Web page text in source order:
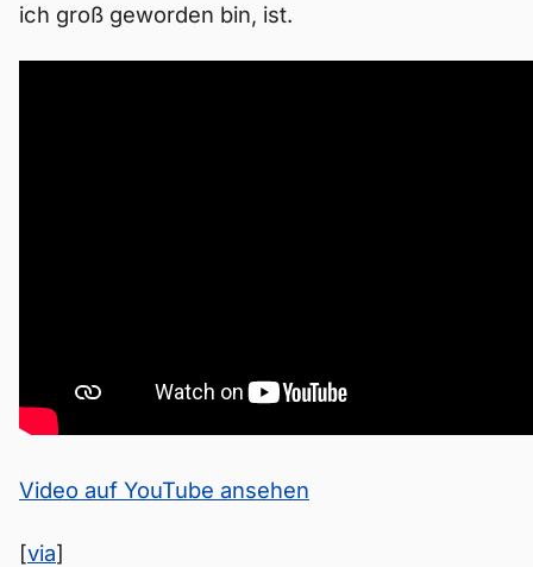
ich groß geworden bin, ist.
Video auf YouTube ansehen
[via]